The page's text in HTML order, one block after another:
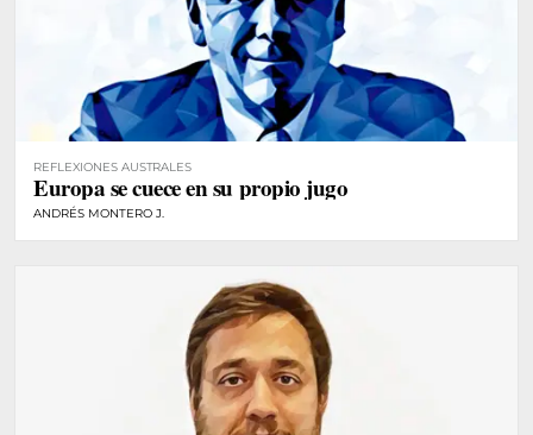
REFLEXIONES AUSTRALES
Europa se cuece en su propio jugo
ANDRÉS MONTERO J.